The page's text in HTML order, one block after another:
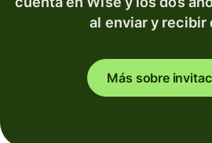
al enviar y recibir
Más sobre